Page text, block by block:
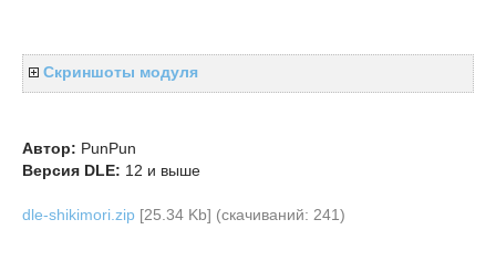
Скриншоты модуля
Автор: PunPun
Версия DLE: 12 и выше
dle-shikimori.zip [25.34 Kb] (cкачиваний: 241)